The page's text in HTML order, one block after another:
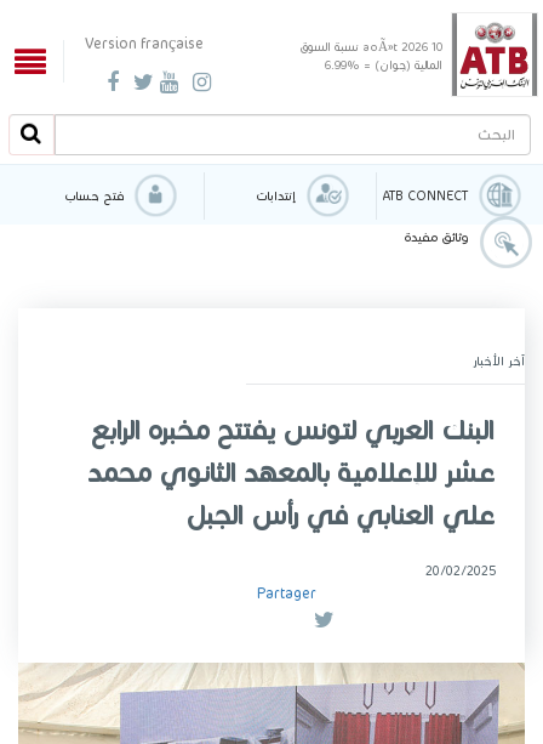
Version française 10 aoÃ»t 2026
نسبة السوق
المالية (جوان) = %6.99
ATB CONNECT إنتدابات فتح حساب
وثائق مفيدة
آخر الأخبار
البنك العربي لتونس يفتتح مخبره الرابع
عشر للإعلامية بالمعهد الثانوي محمد
علي العنابي في رأس الجبل
20/02/2025
Partager